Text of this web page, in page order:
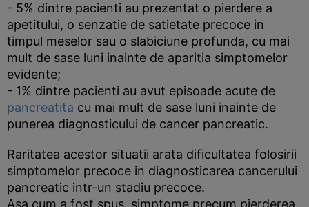
- 5% dintre pacienti au prezentat o pierdere a
apetitului, o senzatie de satietate precoce in
timpul meselor sau o slabiciune profunda, cu mai
mult de sase luni inainte de aparitia simptomelor
evidente;
- 1% dintre pacienti au avut episoade acute de
pancreatita cu mai mult de sase luni inainte de
punerea diagnosticului de cancer pancreatic.
Raritatea acestor situatii arata dificultatea folosirii
simptomelor precoce in diagnosticarea cancerului
pancreatic intr-un stadiu precoce.